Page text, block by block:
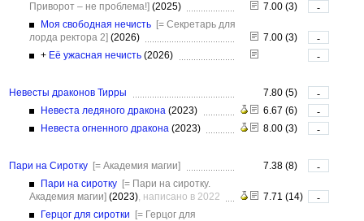
Приворот – не проблема!] (2025) 7.00 (3)
-
Моя свободная нечисть [= Секретарь для
лорда ректора 2] (2026) 7.00 (3)
-
+ Её ужасная нечисть (2026) -
Невесты драконов Тирры 7.80 (5)
-
Невеста ледяного дракона (2023) 6.67 (6)
-
Невеста огненного дракона (2023) 8.00 (3) -
Пари на Сиротку [= Академия магии] 7.38 (8)
-
Пари на сиротку [= Пари на сиротку.
Академия магии] (2023), написано в 2022 7.71 (14)
-
Герцог для сиротки
[= Герцог для